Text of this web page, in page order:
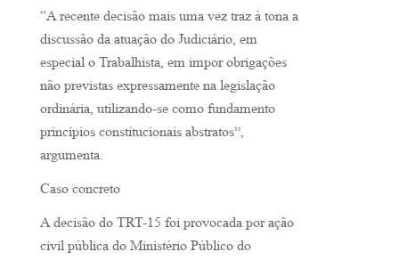
“A recente decisão mais uma vez traz à tona a
discussão da atuação do Judiciário, em
especial o Trabalhista, em impor obrigações
não previstas expressamente na legislação
ordinária, utilizando-se como fundamento
princípios constitucionais abstratos”,
argumenta.
Caso concreto
A decisão do TRT-15 foi provocada por ação
civil pública do Ministério Público do